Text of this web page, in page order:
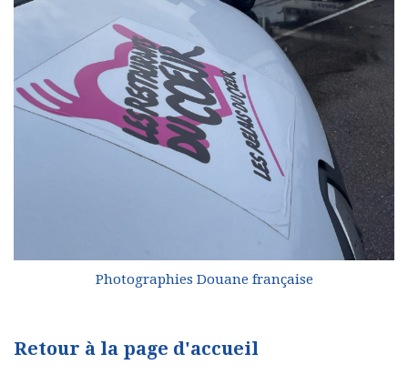
Photographies Douane française
Retour à la page d'accueil